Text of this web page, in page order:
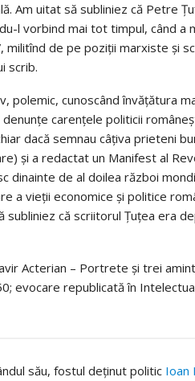
Am uitat să subliniez că Petre
l vorbind mai tot timpul, când a
militînd de pe poziții marxiste și
scrib.
polemic, cunoscând învățătura
denunțe carențele politicii
dacă semnau câțiva prieteni
și a redactat un Manifest al
dinainte de al doilea război
a vieții economice și politice
subliniez că scriitorul Țuțea era
Acterian – Portrete și trei
evocare republicată în
său, fostul deținut politic Ioan